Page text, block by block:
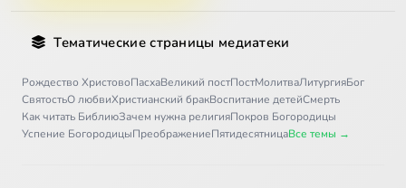
Тематические страницы медиатеки
Рождество ХристовоПасхаВеликий постПостМолитваЛитургияБог
СвятостьО любвиХристианский бракВоспитание детейСмерть
Как читать БиблиюЗачем нужна религияПокров Богородицы
Успение БогородицыПреображениеПятидесятницаВсе темы →